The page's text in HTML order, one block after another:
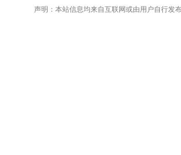
声明：本站信息均来自互联网或由用户自行发